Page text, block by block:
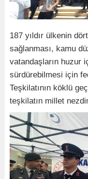
187 yıldır ülkenin
sağlanması, kamu
vatandaşların huzur
sürdürebilmesi için
Teşkilatının köklü
teşkilatın millet